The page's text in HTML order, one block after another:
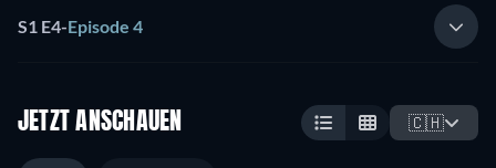
S1 E4-Episode 4
JETZT ANSCHAUEN 🇨🇭